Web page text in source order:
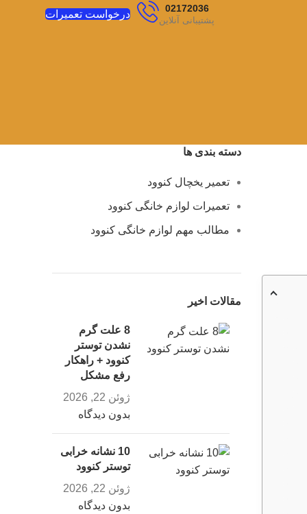
02172036
پشتیبانی آنلاین
درخواست تعمیرات
دسته بندی ها
تعمیر یخچال کنوود
تعمیرات لوازم خانگی کنوود
مطالب مهم لوازم خانگی کنوود
مقالات اخیر
8 علت گرم
نشدن توستر
کنوود + راهکار
رفع مشکل
ژوئن 22, 2026
بدون دیدگاه
10 نشانه خرابی
توستر کنوود
ژوئن 22, 2026
بدون دیدگاه